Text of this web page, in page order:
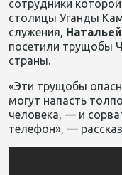
сотрудники
столицы Уганды
служения,
посетили трущобы
страны.
«Эти трущобы
могут напасть
человека, — и
телефон», —